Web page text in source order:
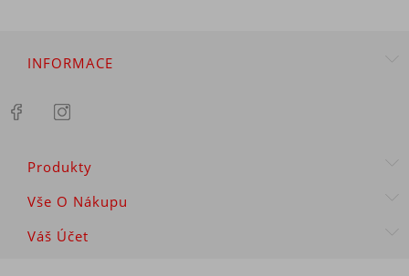
INFORMACE
Produkty
Vše O Nákupu
Váš Účet